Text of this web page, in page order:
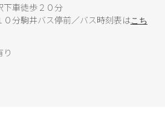
下車徒歩２０分
０分駒井バス停前／バス時刻表はこち